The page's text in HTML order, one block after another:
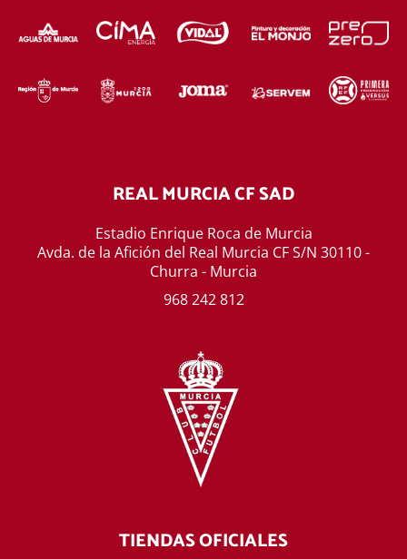
REAL MURCIA CF SAD
Estadio Enrique Roca de Murcia
Avda. de la Afición del Real Murcia CF S/N 30110 -
Churra - Murcia
968 242 812
TIENDAS OFICIALES